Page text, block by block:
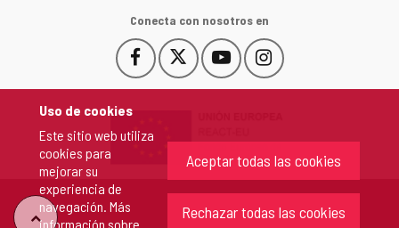
Uso de cookies
Este sitio web utiliza
cookies para
mejorar su
experiencia de
navegación. Más
información sobre
Aceptar todas las cookies
Rechazar todas las cookies
Conecta con nosotros en
Facebook
Este
enlace
en
nueva.
Este
enlace
una
ventana
nueva.
YouTube
Este
enlace
una
ventana
nueva.
Instagram
Este
enlace
una
ventana
nueva.
"Volver